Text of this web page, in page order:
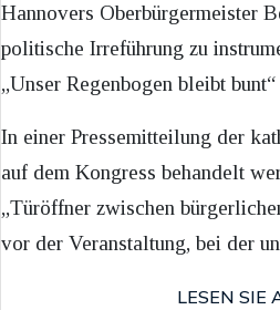
Hannovers Oberbürgermeister
politische Irreführung zu
„Unser Regenbogen bleibt bunt“
In einer Pressemitteilung der
auf dem Kongress behandelt
„Türöffner zwischen
vor der Veranstaltung, bei der
LESEN SIE